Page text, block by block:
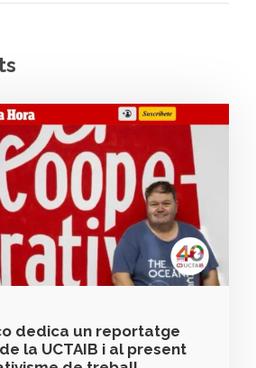
dedica un reportatge
la UCTAIB i al present